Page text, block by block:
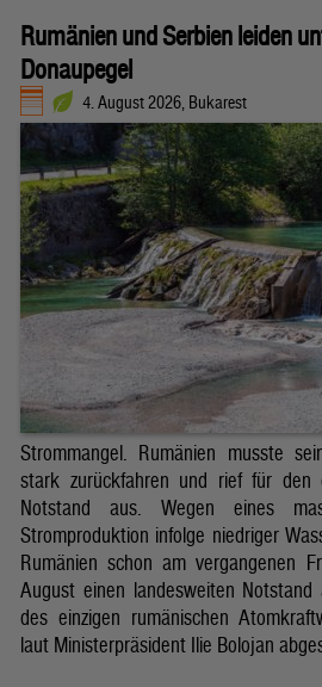
Rumänien und Serbien leiden
Donaupegel
4. August 2026, Bukarest
Strommangel. Rumänien musste
stark zurückfahren und rief für den
Notstand aus. Wegen eines
Stromproduktion infolge niedriger
Rumänien schon am vergangenen
August einen landesweiten
des einzigen rumänischen
laut Ministerpräsident Ilie Bolojan